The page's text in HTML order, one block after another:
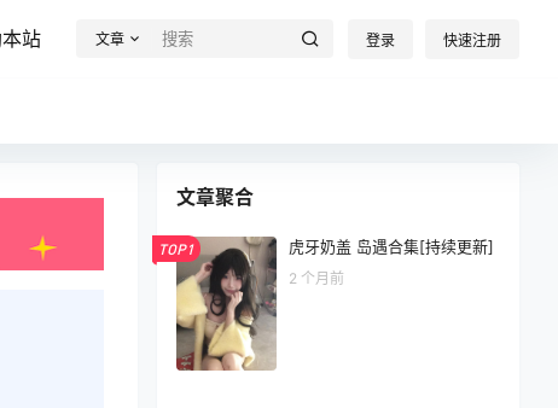
站 文章 登录 快速注册
文章聚合
TOP1 虎牙奶盖 岛遇合集[持续更新]
2 个月前